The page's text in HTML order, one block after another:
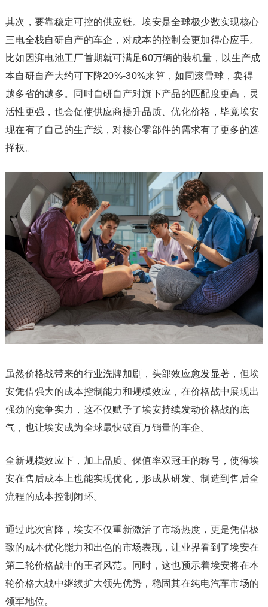
其次，要靠稳定可控的供应链。埃安是全球极少数实现核心
三电全栈自研自产的车企，对成本的控制会更加得心应手。
比如因湃电池工厂首期就可满足60万辆的装机量，以生产成
本自研自产大约可下降20%-30%来算，如同滚雪球，卖得
越多省的越多。同时自研自产对旗下产品的匹配度更高，灵
活性更强，也会促使供应商提升品质、优化价格，毕竟埃安
现在有了自己的生产线，对核心零部件的需求有了更多的选
择权。
虽然价格战带来的行业洗牌加剧，头部效应愈发显著，但埃
安凭借强大的成本控制能力和规模效应，在价格战中展现出
强劲的竞争实力，这不仅赋予了埃安持续发动价格战的底
气，也让埃安成为全球最快破百万销量的车企。
全新规模效应下，加上品质、保值率双冠王的称号，使得埃
安在售后成本上也能实现优化，形成从研发、制造到售后全
流程的成本控制闭环。
通过此次官降，埃安不仅重新激活了市场热度，更是凭借极
致的成本优化能力和出色的市场表现，让业界看到了埃安在
第二轮价格战中的王者风范。同时，这也预示着埃安将在本
轮价格大战中继续扩大领先优势，稳固其在纯电汽车市场的
领军地位。